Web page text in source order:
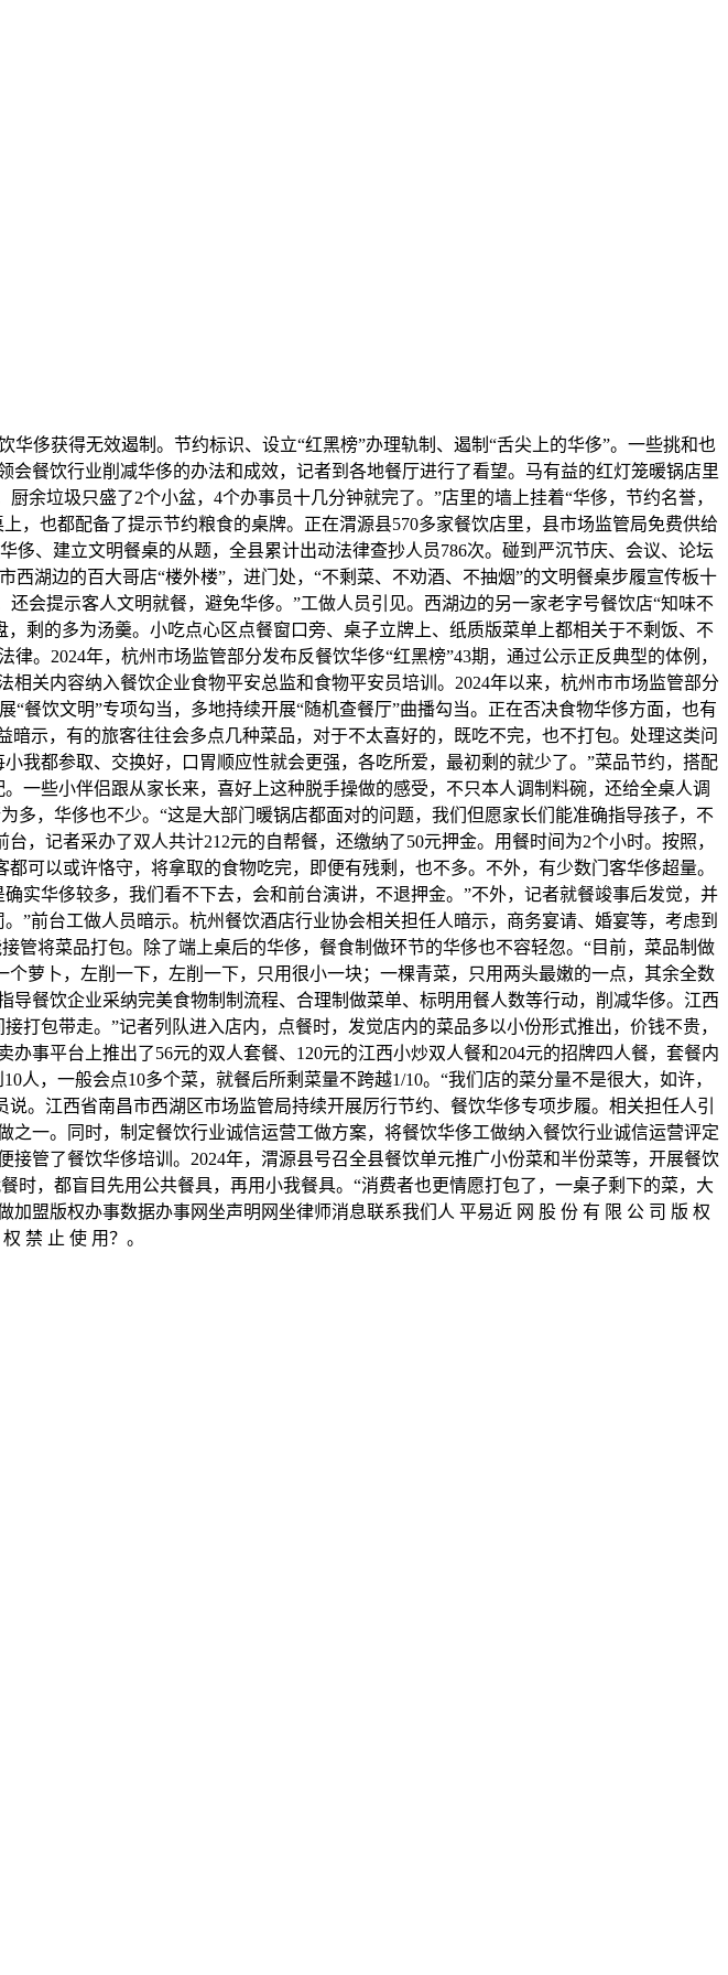
获得无效遏制。节约标识、设立“红黑榜”办理轨制、遏制“舌尖上的华侈”。一些挑和也
餐饮行业削减华侈的办法和成效，记者到各地餐厅进行了看望。马有益的红灯笼暖锅店里
余垃圾只盛了2个小盆，4个办事员十几分钟就完了。”店里的墙上挂着“华侈，节约名誉，
，也都配备了提示节约粮食的桌牌。正在渭源县570多家餐饮店里，县市场监管局免费供给
侈、建立文明餐桌的从题，全县累计出动法律查抄人员786次。碰到严沉节庆、会议、论坛
湖边的百大哥店“楼外楼”，进门处，“不剩菜、不劝酒、不抽烟”的文明餐桌步履宣传板十
会提示客人文明就餐，避免华侈。”工做人员引见。西湖边的另一家老字号餐饮店“知味不
剩的多为汤羹。小吃点心区点餐窗口旁、桌子立牌上、纸质版菜单上都相关于不剩饭、不
。2024年，杭州市场监管部分发布反餐饮华侈“红黑榜”43期，通过公示正反典型的体例，
关内容纳入餐饮企业食物平安总监和食物平安员培训。2024年以来，杭州市市场监管部分
餐饮文明”专项勾当，多地持续开展“随机查餐厅”曲播勾当。正在否决食物华侈方面，也有
示，有的旅客往往会多点几种菜品，对于不太喜好的，既吃不完，也不打包。处理这类问
我都参取、交换好，口胃顺应性就会更强，各吃所爱，最初剩的就少了。”菜品节约，搭配
一些小伴侣跟从家长来，喜好上这种脱手操做的感受，不只本人调制料碗，还给全桌人调
，华侈也不少。“这是大部门暖锅店都面对的问题，我们但愿家长们能准确指导孩子，不
，记者采办了双人共计212元的自帮餐，还缴纳了50元押金。用餐时间为2个小时。按照，
可以或许恪守，将拿取的食物吃完，即便有残剩，也不多。不外，有少数门客华侈超量。
实华侈较多，我们看不下去，会和前台演讲，不退押金。”不外，记者就餐竣事后发觉，并
”前台工做人员暗示。杭州餐饮酒店行业协会相关担任人暗示，商务宴请、婚宴等，考虑到
将菜品打包。除了端上桌后的华侈，餐食制做环节的华侈也不容轻忽。“目前，菜品制做
萝卜，左削一下，左削一下，只用很小一块；一棵青菜，只用两头最嫩的一点，其余全数
餐饮企业采纳完美食物制制流程、合理制做菜单、标明用餐人数等行动，削减华侈。江西
包带走。”记者列队进入店内，点餐时，发觉店内的菜品多以小份形式推出，价钱不贵，
事平台上推出了56元的双人套餐、120元的江西小炒双人餐和204元的招牌四人餐，套餐内
，一般会点10多个菜，就餐后所剩菜量不跨越1/10。“我们店的菜分量不是很大，如许，
。江西省南昌市西湖区市场监管局持续开展厉行节约、餐饮华侈专项步履。相关担任人引
一。同时，制定餐饮行业诚信运营工做方案，将餐饮华侈工做纳入餐饮行业诚信运营评定
管了餐饮华侈培训。2024年，渭源县号召全县餐饮单元推广小份菜和半份菜等，开展餐饮
，都盲目先用公共餐具，再用小我餐具。“消费者也更情愿打包了，一桌子剩下的菜，大
盟版权办事数据办事网坐声明网坐律师消息联系我们人 平易近 网 股 份 有 限 公 司 版 权
禁 止 使 用？。